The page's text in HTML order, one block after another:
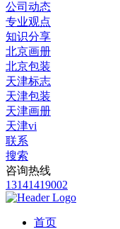
公司动态
专业观点
知识分享
北京画册
北京包装
天津标志
天津包装
天津画册
天津vi
联系
搜索
咨询热线
13141419002
首页